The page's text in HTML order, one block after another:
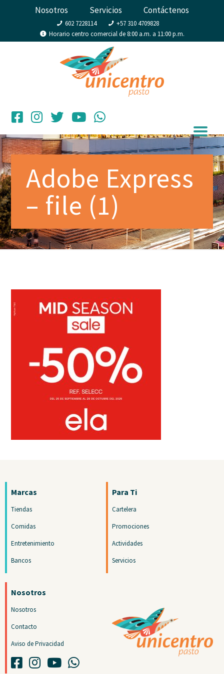
Nosotros Servicios Contáctenos
602 7228114
+57 310 4709828
Horario centro comercial de 8:00 a.m. a 11:00 p.m.
Adobe Express
– file (1)
Marcas
Tiendas
Comidas
Entretenimiento
Bancos
Para Ti
Cartelera
Promociones
Actividades
Servicios
Nosotros
Nosotros
Contacto
Aviso de Privacidad